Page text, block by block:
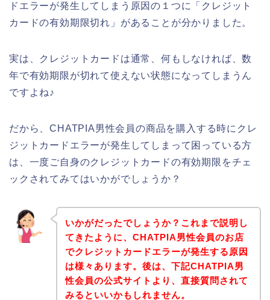
ドエラーが発生してしまう原因の１つに「クレジット
カードの有効期限切れ」があることが分かりました。
実は、クレジットカードは通常、何もしなければ、数
年で有効期限が切れて使えない状態になってしまうん
ですよね♪
だから、CHATPIA男性会員の商品を購入する時にクレ
ジットカードエラーが発生してしまって困っている方
は、一度ご自身のクレジットカードの有効期限をチェ
ックされてみてはいかがでしょうか？
いかがだったでしょうか？これまで説明し
てきたように、CHATPIA男性会員のお店
でクレジットカードエラーが発生する原因
は様々あります。後は、下記CHATPIA男
性会員の公式サイトより、直接質問されて
みるといいかもしれません。